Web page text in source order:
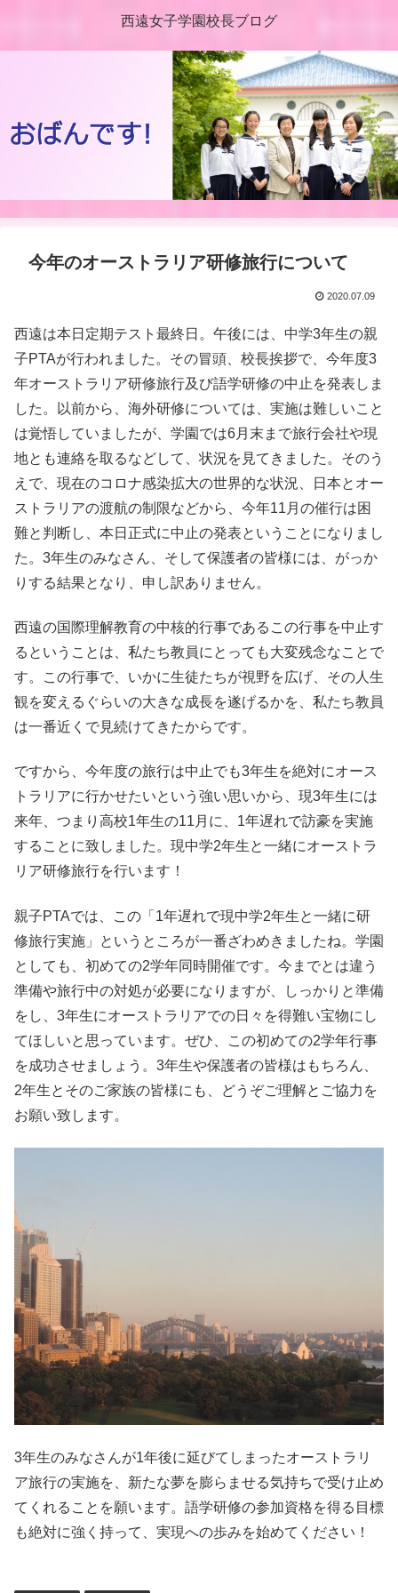
西遠女子学園校長ブログ
今年のオーストラリア研修旅行について
2020.07.09
西遠は本日定期テスト最終日。午後には、中学3年生の親
子PTAが行われました。その冒頭、校長挨拶で、今年度3
年オーストラリア研修旅行及び語学研修の中止を発表しま
した。以前から、海外研修については、実施は難しいこと
は覚悟していましたが、学園では6月末まで旅行会社や現
地とも連絡を取るなどして、状況を見てきました。そのう
えで、現在のコロナ感染拡大の世界的な状況、日本とオー
ストラリアの渡航の制限などから、今年11月の催行は困
難と判断し、本日正式に中止の発表ということになりまし
た。3年生のみなさん、そして保護者の皆様には、がっか
りする結果となり、申し訳ありません。
西遠の国際理解教育の中核的行事であるこの行事を中止す
るということは、私たち教員にとっても大変残念なことで
す。この行事で、いかに生徒たちが視野を広げ、その人生
観を変えるぐらいの大きな成長を遂げるかを、私たち教員
は一番近くで見続けてきたからです。
ですから、今年度の旅行は中止でも3年生を絶対にオース
トラリアに行かせたいという強い思いから、現3年生には
来年、つまり高校1年生の11月に、1年遅れで訪豪を実施
することに致しました。現中学2年生と一緒にオーストラ
リア研修旅行を行います！
親子PTAでは、この「1年遅れで現中学2年生と一緒に研
修旅行実施」というところが一番ざわめきましたね。学園
としても、初めての2学年同時開催です。今までとは違う
準備や旅行中の対処が必要になりますが、しっかりと準備
をし、3年生にオーストラリアでの日々を得難い宝物にし
てほしいと思っています。ぜひ、この初めての2学年行事
を成功させましょう。3年生や保護者の皆様はもちろん、
2年生とそのご家族の皆様にも、どうぞご理解とご協力を
お願い致します。
3年生のみなさんが1年後に延びてしまったオーストラリ
ア旅行の実施を、新たな夢を膨らませる気持ちで受け止め
てくれることを願います。語学研修の参加資格を得る目標
も絶対に強く持って、実現への歩みを始めてください！